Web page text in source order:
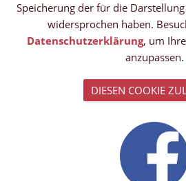
Speicherung der für die
widersprochen haben.
Datenschutzerklärung, um
anzupassen.
DIESEN COOKIE